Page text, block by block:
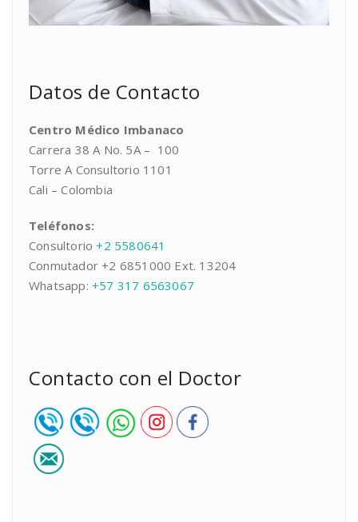
Datos de Contacto
Centro Médico Imbanaco
Carrera 38 A No. 5A – 100
Torre A Consultorio 1101
Cali – Colombia
Teléfonos:
Consultorio+2 5580641
Conmutador +2 6851000 Ext. 13204
Whatsapp: +57 317 6563067
Contacto con el Doctor